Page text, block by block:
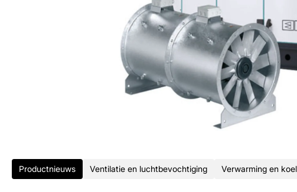
Productnieuws Ventilatie en luchtbevochtiging Verwarming en